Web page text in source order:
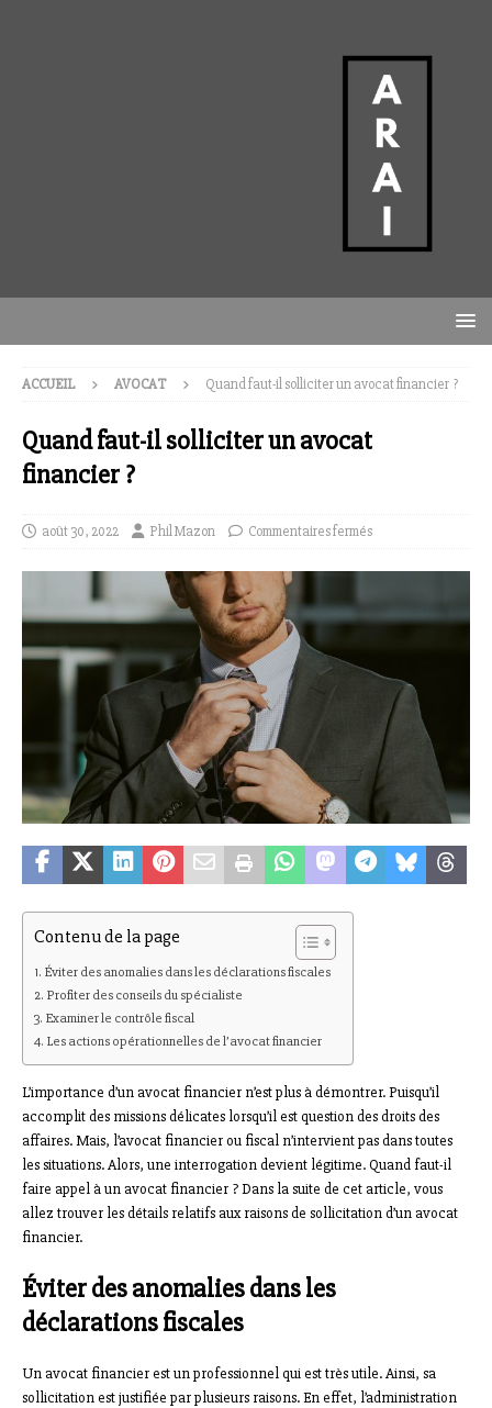
ACCUEIL AVOCAT Quand faut-il solliciter un avocat financier ?
Quand faut-il solliciter un avocat
financier ?
août 30, 2022 Phil Mazon Commentaires fermés
Contenu de la page
Éviter des anomalies dans les déclarations fiscales
Profiter des conseils du spécialiste
Examiner le contrôle fiscal
Les actions opérationnelles de l’avocat financier
L’importance d’un avocat financier n’est plus à démontrer. Puisqu’il
accomplit des missions délicates lorsqu’il est question des droits des
affaires. Mais, l’avocat financier ou fiscal n’intervient pas dans toutes
les situations. Alors, une interrogation devient légitime. Quand faut-il
faire appel à un avocat financier ? Dans la suite de cet article, vous
allez trouver les détails relatifs aux raisons de sollicitation d’un avocat
financier.
Éviter des anomalies dans les
déclarations fiscales
Un avocat financier est un professionnel qui est très utile. Ainsi, sa
sollicitation est justifiée par plusieurs raisons. En effet, l’administration